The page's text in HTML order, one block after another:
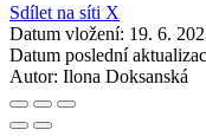
Sdílet na síti X
Datum vložení: 19. 6.
Datum poslední
Autor: Ilona Doksanská